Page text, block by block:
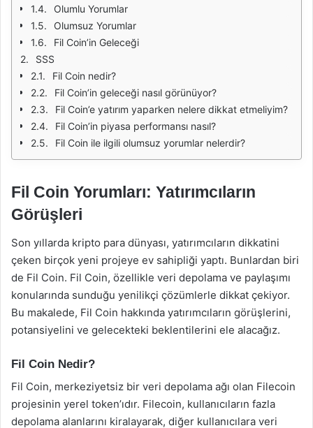
Olumlu Yorumlar
Olumsuz Yorumlar
Fil Coin’in Geleceği
SSS
Fil Coin nedir?
Fil Coin’in geleceği nasıl görünüyor?
Fil Coin’e yatırım yaparken nelere dikkat etmeliyim?
Fil Coin’in piyasa performansı nasıl?
Fil Coin ile ilgili olumsuz yorumlar nelerdir?
Fil Coin Yorumları: Yatırımcıların
Görüşleri
Son yıllarda kripto para dünyası, yatırımcıların dikkatini
çeken birçok yeni projeye ev sahipliği yaptı. Bunlardan biri
de Fil Coin. Fil Coin, özellikle veri depolama ve paylaşımı
konularında sunduğu yenilikçi çözümlerle dikkat çekiyor.
Bu makalede, Fil Coin hakkında yatırımcıların görüşlerini,
potansiyelini ve gelecekteki beklentilerini ele alacağız.
Fil Coin Nedir?
Fil Coin, merkeziyetsiz bir veri depolama ağı olan Filecoin
projesinin yerel token’ıdır. Filecoin, kullanıcıların fazla
depolama alanlarını kiralayarak, diğer kullanıcılara veri